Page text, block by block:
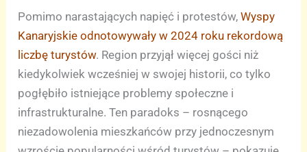
Pomimo narastających napięć i protestów,Wyspy
Kanaryjskie odnotowywały w 2024 roku rekordową
liczbę turystów. Region przyjął więcej gości niż
kiedykolwiek wcześniej w swojej historii, co tylko
pogłębiło istniejące problemy społeczne i
infrastrukturalne. Ten paradoks – rosnącego
niezadowolenia mieszkańców przy jednoczesnym